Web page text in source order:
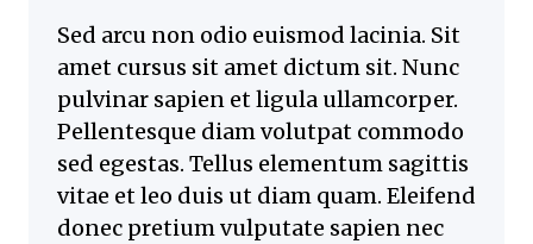
Sed arcu non odio euismod lacinia. Sit
amet cursus sit amet dictum sit. Nunc
pulvinar sapien et ligula ullamcorper.
Pellentesque diam volutpat commodo
sed egestas. Tellus elementum sagittis
vitae et leo duis ut diam quam. Eleifend
donec pretium vulputate sapien nec